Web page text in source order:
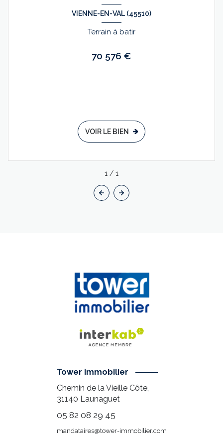
VIENNE-EN-VAL (45510)
Terrain à batir
70 576 €
VOIR LE BIEN
1 / 1
Tower immobilier
Chemin de la Vieille Côte,
31140 Launaguet
05 82 08 29 45
mandataires@tower-immobilier.com